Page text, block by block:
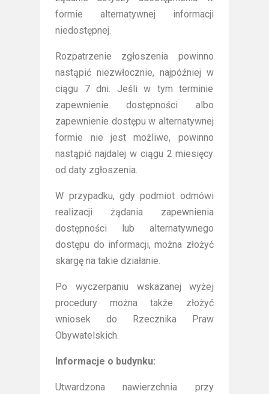
formie alternatywnej informacji
niedostępnej.
Rozpatrzenie zgłoszenia powinno
nastąpić niezwłocznie, najpóźniej w
ciągu 7 dni. Jeśli w tym terminie
zapewnienie dostępności albo
zapewnienie dostępu w alternatywnej
formie nie jest możliwe, powinno
nastąpić najdalej w ciągu 2 miesięcy
od daty zgłoszenia.
W przypadku, gdy podmiot odmówi
realizacji żądania zapewnienia
dostępności lub alternatywnego
dostępu do informacji, można złożyć
skargę na takie działanie.
Po wyczerpaniu wskazanej wyżej
procedury można także złożyć
wniosek do Rzecznika Praw
Obywatelskich.
Informacje o budynku:
Utwardzona nawierzchnia przy